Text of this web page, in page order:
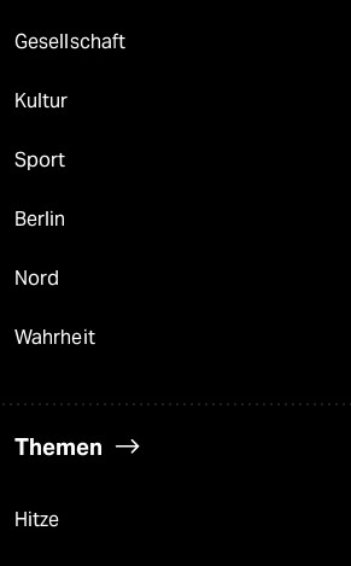
Gesellschaft
Kultur
Sport
Berlin
Nord
Wahrheit
Themen
Hitze